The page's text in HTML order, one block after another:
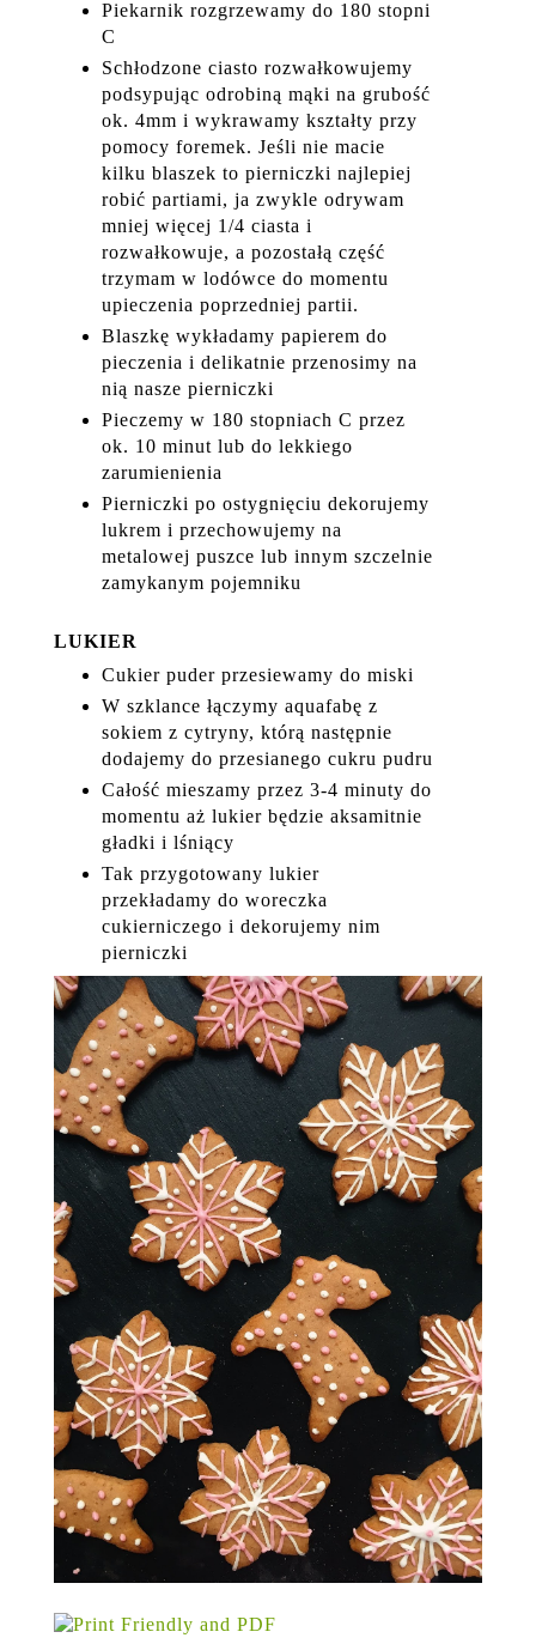
Piekarnik rozgrzewamy do 180 stopni
C
Schłodzone ciasto rozwałkowujemy
podsypując odrobiną mąki na grubość
ok. 4mm i wykrawamy kształty przy
pomocy foremek. Jeśli nie macie
kilku blaszek to pierniczki najlepiej
robić partiami, ja zwykle odrywam
mniej więcej 1/4 ciasta i
rozwałkowuje, a pozostałą część
trzymam w lodówce do momentu
upieczenia poprzedniej partii.
Blaszkę wykładamy papierem do
pieczenia i delikatnie przenosimy na
nią nasze pierniczki
Pieczemy w 180 stopniach C przez
ok. 10 minut lub do lekkiego
zarumienienia
Pierniczki po ostygnięciu dekorujemy
lukrem i przechowujemy na
metalowej puszce lub innym szczelnie
zamykanym pojemniku
LUKIER
Cukier puder przesiewamy do miski
W szklance łączymy aquafabę z
sokiem z cytryny, którą następnie
dodajemy do przesianego cukru pudru
Całość mieszamy przez 3-4 minuty do
momentu aż lukier będzie aksamitnie
gładki i lśniący
Tak przygotowany lukier
przekładamy do woreczka
cukierniczego i dekorujemy nim
pierniczki